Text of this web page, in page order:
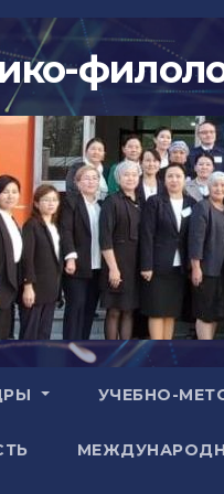
УЧЕБНО-